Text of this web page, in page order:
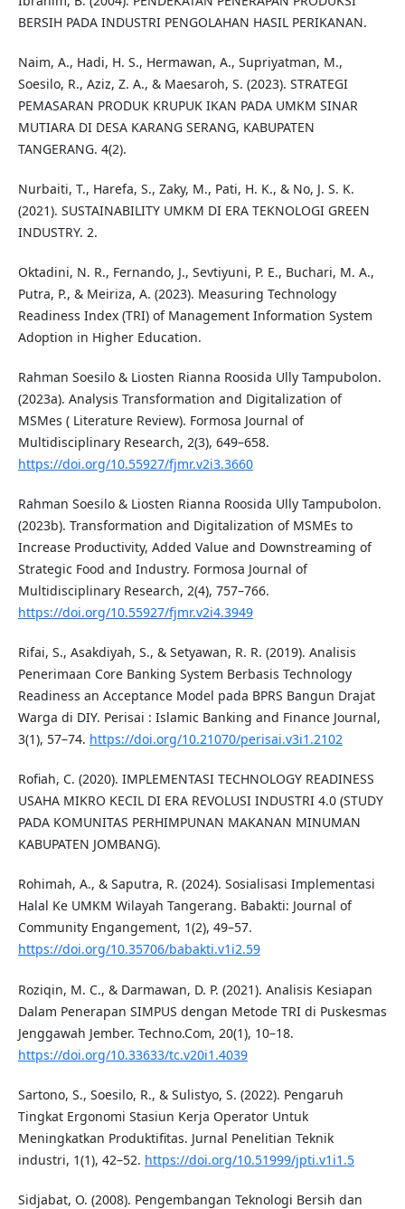
BERSIH PADA INDUSTRI PENGOLAHAN HASIL PERIKANAN.
Naim, A., Hadi, H. S., Hermawan, A., Supriyatman, M.,
Soesilo, R., Aziz, Z. A., & Maesaroh, S. (2023). STRATEGI
PEMASARAN PRODUK KRUPUK IKAN PADA UMKM SINAR
MUTIARA DI DESA KARANG SERANG, KABUPATEN
TANGERANG. 4(2).
Nurbaiti, T., Harefa, S., Zaky, M., Pati, H. K., & No, J. S. K.
(2021). SUSTAINABILITY UMKM DI ERA TEKNOLOGI GREEN
INDUSTRY. 2.
Oktadini, N. R., Fernando, J., Sevtiyuni, P. E., Buchari, M. A.,
Putra, P., & Meiriza, A. (2023). Measuring Technology
Readiness Index (TRI) of Management Information System
Adoption in Higher Education.
Rahman Soesilo & Liosten Rianna Roosida Ully Tampubolon.
(2023a). Analysis Transformation and Digitalization of
MSMes ( Literature Review). Formosa Journal of
Multidisciplinary Research, 2(3), 649–658.
https://doi.org/10.55927/fjmr.v2i3.3660
Rahman Soesilo & Liosten Rianna Roosida Ully Tampubolon.
(2023b). Transformation and Digitalization of MSMEs to
Increase Productivity, Added Value and Downstreaming of
Strategic Food and Industry. Formosa Journal of
Multidisciplinary Research, 2(4), 757–766.
https://doi.org/10.55927/fjmr.v2i4.3949
Rifai, S., Asakdiyah, S., & Setyawan, R. R. (2019). Analisis
Penerimaan Core Banking System Berbasis Technology
Readiness an Acceptance Model pada BPRS Bangun Drajat
Warga di DIY. Perisai : Islamic Banking and Finance Journal,
3(1), 57–74. https://doi.org/10.21070/perisai.v3i1.2102
Rofiah, C. (2020). IMPLEMENTASI TECHNOLOGY READINESS
USAHA MIKRO KECIL DI ERA REVOLUSI INDUSTRI 4.0 (STUDY
PADA KOMUNITAS PERHIMPUNAN MAKANAN MINUMAN
KABUPATEN JOMBANG).
Rohimah, A., & Saputra, R. (2024). Sosialisasi Implementasi
Halal Ke UMKM Wilayah Tangerang. Babakti: Journal of
Community Engangement, 1(2), 49–57.
https://doi.org/10.35706/babakti.v1i2.59
Roziqin, M. C., & Darmawan, D. P. (2021). Analisis Kesiapan
Dalam Penerapan SIMPUS dengan Metode TRI di Puskesmas
Jenggawah Jember. Techno.Com, 20(1), 10–18.
https://doi.org/10.33633/tc.v20i1.4039
Sartono, S., Soesilo, R., & Sulistyo, S. (2022). Pengaruh
Tingkat Ergonomi Stasiun Kerja Operator Untuk
Meningkatkan Produktifitas. Jurnal Penelitian Teknik
industri, 1(1), 42–52. https://doi.org/10.51999/jpti.v1i1.5
Sidjabat, O. (2008). Pengembangan Teknologi Bersih dan